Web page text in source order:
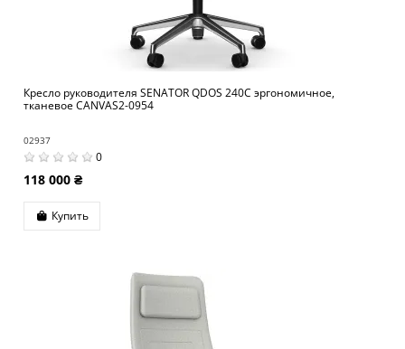
Кресло руководителя SENATOR QDOS 240C эргономичное,
тканевое CANVAS2-0954
02937
0
118 000 ₴
Купить